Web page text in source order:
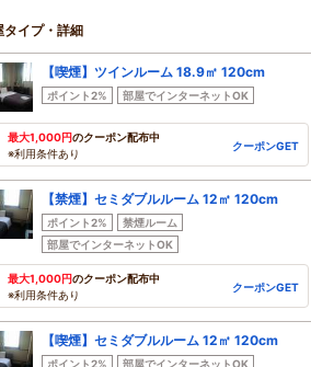
タイプ・詳細
【喫煙】ツインルーム 18.9㎡ 120cm
ポイント2% 部屋でインターネットOK
最大1,000円のクーポン配布中
※利用条件あり
クーポンGET
【禁煙】セミダブルルーム 12㎡ 120cm
ポイント2%
禁煙ルーム
部屋でインターネットOK
最大1,000円のクーポン配布中
※利用条件あり
クーポンGET
【喫煙】セミダブルルーム 12㎡ 120cm
ポイント2% 部屋でインターネットOK